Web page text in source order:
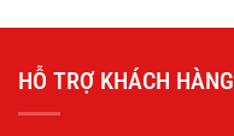
HỖ TRỢ KHÁCH HÀNG